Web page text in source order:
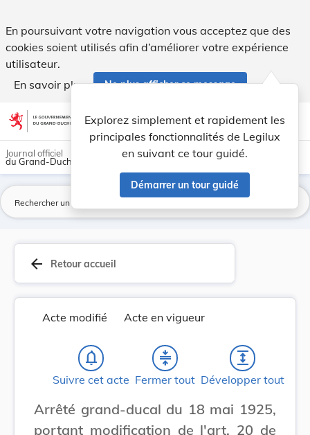
En poursuivant votre navigation vous acceptez que des
cookies soient utilisés afin d’améliorer votre expérience
utilisateur.
En savoir plus
Ne plus afficher ce message
Aller au contenu account_circle help Aide
Explorez simplement et rapidement les
principales fonctionnalités de Legilux
en suivant ce tour guidé.
Démarrer un tour guidé
light_mode dark_mode
Journal officiel
du Grand-Duché de Luxembourg
arrow_back Retour accueil
Acte modifié Acte en vigueur
notifications_none
Suivre cet acte
compress
Fermer tout
expand
Développer tout
Arrêté grand-ducal du 18 mai 1925,
portant modification de l'art. 20 de